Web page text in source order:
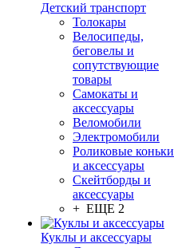
Детский транспорт
Толокары
Велосипеды,
беговелы и
сопутствующие
товары
Самокаты и
аксессуары
Веломобили
Электромобили
Роликовые коньки
и аксессуары
Скейтборды и
аксессуары
+ ЕЩЕ 2
Куклы и аксессуары